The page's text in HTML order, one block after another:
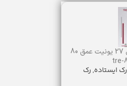
اکورک کامل 27 یونیت عمق 80
رک ایستاده,رک